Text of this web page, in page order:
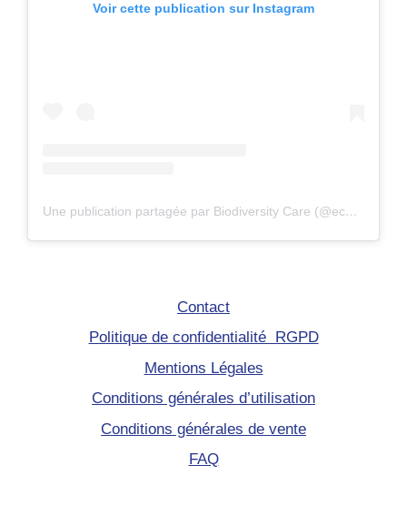
Voir cette publication sur Instagram
Une publication partagée par Biodiversity Care (@eco.volontaire)
Contact
Politique de confidentialité RGPD
Mentions Légales
Conditions générales d’utilisation
Conditions générales de vente
FAQ